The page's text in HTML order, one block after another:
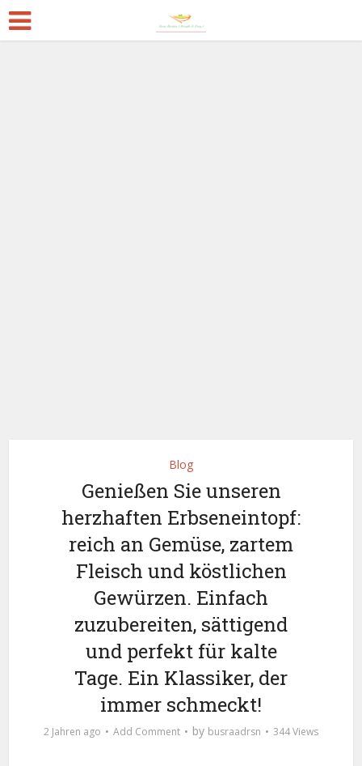
Blog
Genießen Sie unseren
herzhaften Erbseneintopf:
reich an Gemüse, zartem
Fleisch und köstlichen
Gewürzen. Einfach
zuzubereiten, sättigend
und perfekt für kalte
Tage. Ein Klassiker, der
immer schmeckt!
2 Jahren ago Add Comment by busraadrsn 344 Views